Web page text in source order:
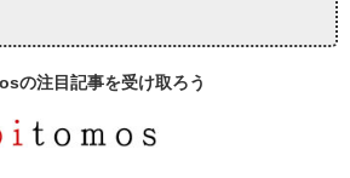
の注目記事を受け取ろう